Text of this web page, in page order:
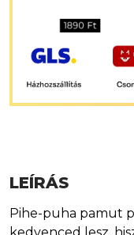
LEÍRÁS
Pihe-puha pamut
kedvenced lesz,